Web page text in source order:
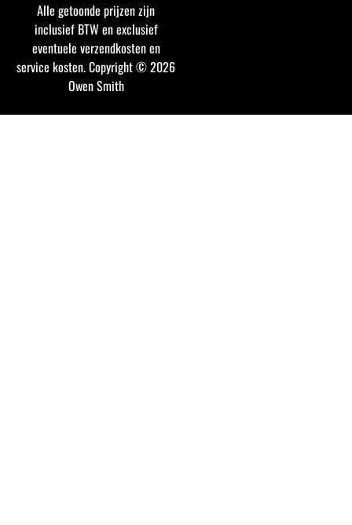
Alle getoonde prijzen zijn
inclusief BTW en exclusief
eventuele verzendkosten en
service kosten. Copyright © 2026
Owen Smith